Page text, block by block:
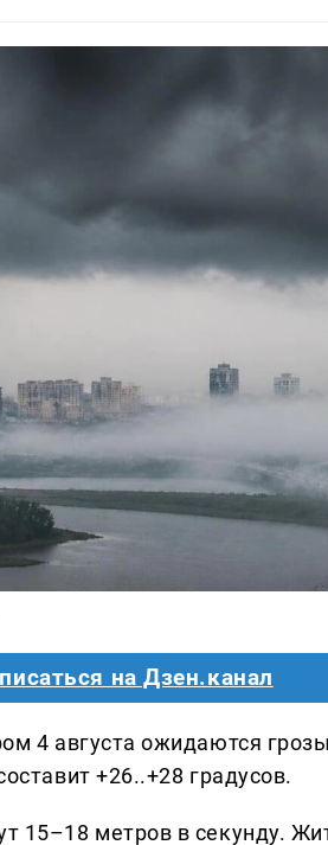
на Дзен.канал
4 августа ожидаются
+26..+28 градусов.
15–18 метров в секунду.